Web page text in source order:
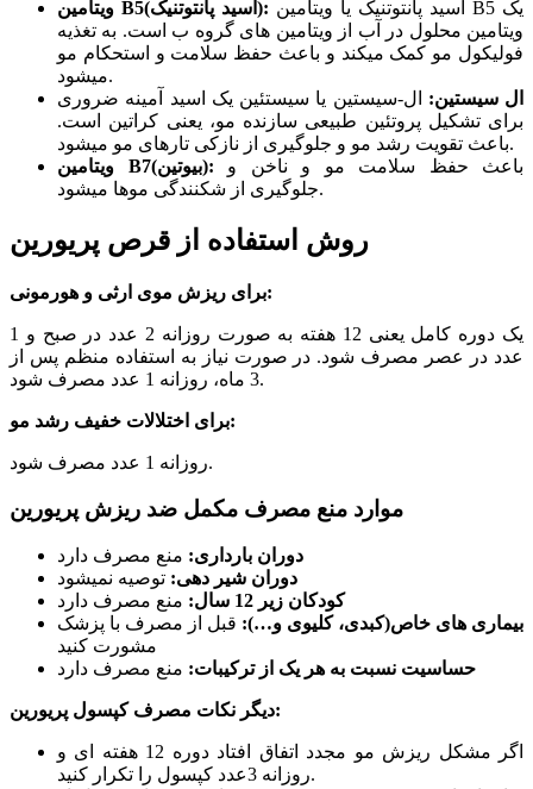
ویتامین B5(اسید پانتوتنیک ):
ویتامین محلول در آب از ویتامین های گروه ب است. به تغذیه
فولیکول مو کمک میکند و باعث حفظ سلامت و استحکام مو
میشود.
ال سیستین: ال-سیستین یا سیستئین یک اسید آمینه ضروری
برای تشکیل پروتئین طبیعی سازنده مو، یعنی کراتین است.
باعث تقویت رشد مو و جلوگیری از نازکی تارهای مو میشود.
ویتامین B7(بیوتین): باعث حفظ سلامت مو و ناخن و
جلوگیری از شکنندگی موها میشود.
روش استفاده از قرص پریورین
برای ریزش موی ارثی و هورمونی:
یک دوره کامل یعنی 12 هفته به صورت روزانه 2 عدد در صبح و 1
عدد در عصر مصرف شود. در صورت نیاز به استفاده منظم پس از
3 ماه، روزانه 1 عدد مصرف شود.
برای اختلالات خفیف رشد مو:
روزانه 1 عدد مصرف شود.
موارد منع مصرف مکمل ضد ریزش پریورین
دوران بارداری: منع مصرف دارد
دوران شیر دهی: توصیه نمیشود
کودکان زیر 12 سال:
منع مصرف دارد
بیماری های خاص(کبدی، کلیوی و…): قبل از مصرف با پزشک
مشورت کنید
حساسیت نسبت به هر یک از ترکیبات: منع مصرف دارد
دیگر نکات مصرف کپسول پریورین:
اگر مشکل ریزش مو مجدد اتفاق افتاد دوره 12 هفته ای و
روزانه 3عدد کپسول را تکرار کنید.